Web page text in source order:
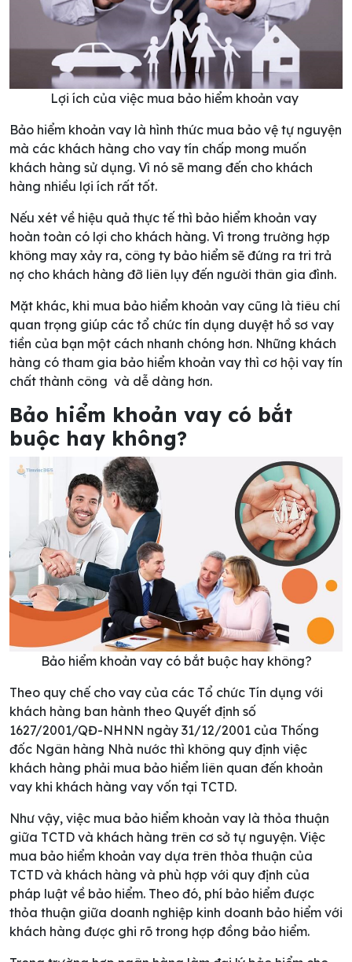
Lợi ích của việc mua bảo hiểm khoản vay
Bảo hiểm khoản vay là hình thức mua bảo vệ tự nguyện
mà các khách hàng cho vay tín chấp mong muốn
khách hàng sử dụng. Vì nó sẽ mang đến cho khách
hàng nhiều lợi ích rất tốt.
Nếu xét về hiệu quả thực tế thì bảo hiểm khoản vay
hoàn toàn có lợi cho khách hàng. Vì trong trường hợp
không may xảy ra, công ty bảo hiểm sẽ đứng ra tri trả
nợ cho khách hàng đỡ liên lụy đến người thân gia đình.
Mặt khác, khi mua bảo hiểm khoản vay cũng là tiêu chí
quan trọng giúp các tổ chức tín dụng duyệt hồ sơ vay
tiền của bạn một cách nhanh chóng hơn. Những khách
hàng có tham gia bảo hiểm khoản vay thì cơ hội vay tín
chất thành công và dễ dàng hơn.
Bảo hiểm khoản vay có bắt
buộc hay không?
Bảo hiểm khoản vay có bắt buộc hay không?
Theo quy chế cho vay của các Tổ chức Tín dụng với
khách hàng ban hành theo Quyết định số
1627/2001/QĐ-NHNN ngày 31/12/2001 của Thống
đốc Ngân hàng Nhà nước thì không quy định việc
khách hàng phải mua bảo hiểm liên quan đến khoản
vay khi khách hàng vay vốn tại TCTD.
Như vậy, việc mua bảo hiểm khoản vay là thỏa thuận
giữa TCTD và khách hàng trên cơ sở tự nguyện. Việc
mua bảo hiểm khoản vay dựa trên thỏa thuận của
TCTD và khách hàng và phù hợp với quy định của
pháp luật về bảo hiểm. Theo đó, phí bảo hiểm được
thỏa thuận giữa doanh nghiệp kinh doanh bảo hiểm với
khách hàng được ghi rõ trong hợp đồng bảo hiểm.